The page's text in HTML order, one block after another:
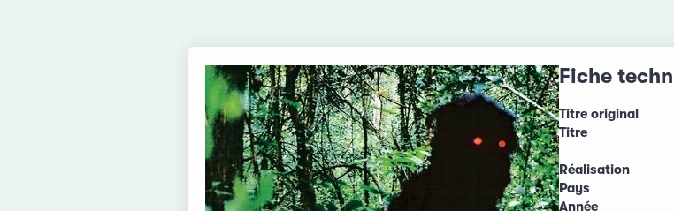
Fiche
Titre original
Titre
Réalisation
Pays
Année